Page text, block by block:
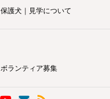
保護犬｜見学について
ボランティア募集